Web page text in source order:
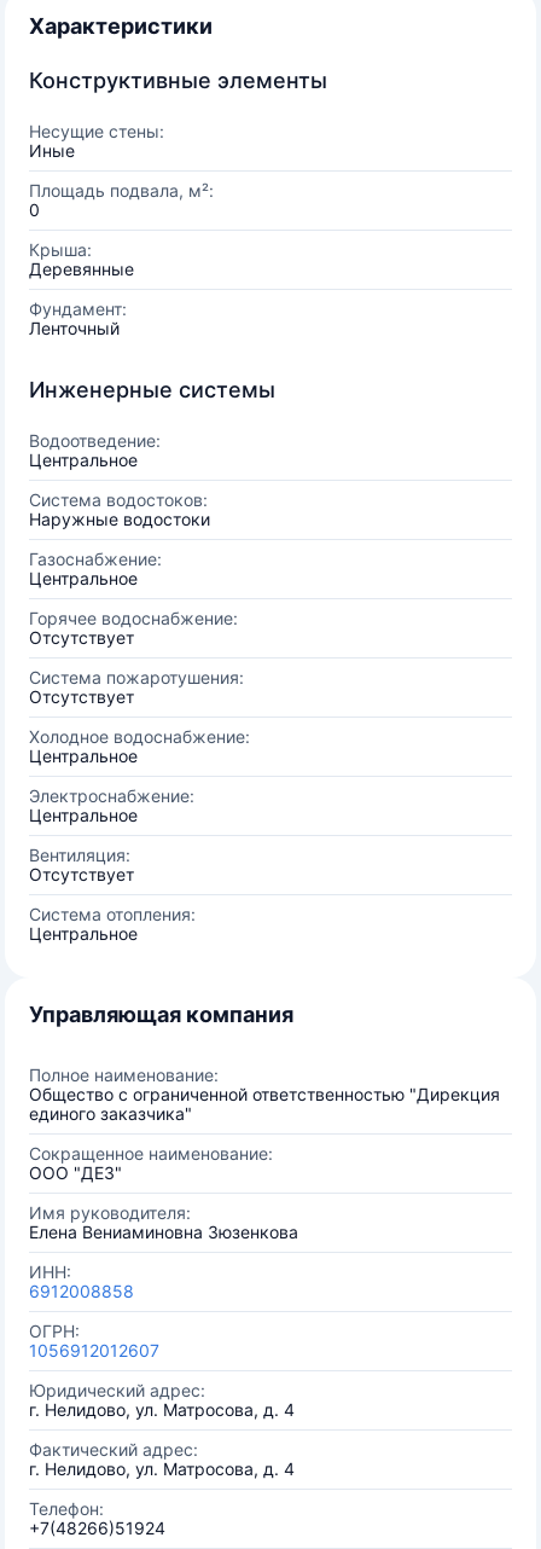
Характеристики
Конструктивные элементы
Несущие стены:
Иные
Площадь подвала, м²:
0
Крыша:
Деревянные
Фундамент:
Ленточный
Инженерные системы
Водоотведение:
Центральное
Система водостоков:
Наружные водостоки
Газоснабжение:
Центральное
Горячее водоснабжение:
Отсутствует
Система пожаротушения:
Отсутствует
Холодное водоснабжение:
Центральное
Электроснабжение:
Центральное
Вентиляция:
Отсутствует
Система отопления:
Центральное
Управляющая компания
Полное наименование:
Общество с ограниченной ответственностью "Дирекция
единого заказчика"
Сокращенное наименование:
ООО "ДЕЗ"
Имя руководителя:
Елена Вениаминовна Зюзенкова
ИНН:
6912008858
ОГРН:
1056912012607
Юридический адрес:
г. Нелидово, ул. Матросова, д. 4
Фактический адрес:
г. Нелидово, ул. Матросова, д. 4
Телефон:
+7(48266)51924